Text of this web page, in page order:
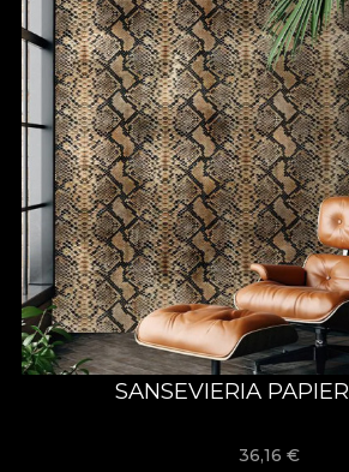
SANSEVIERIA
36,16 €